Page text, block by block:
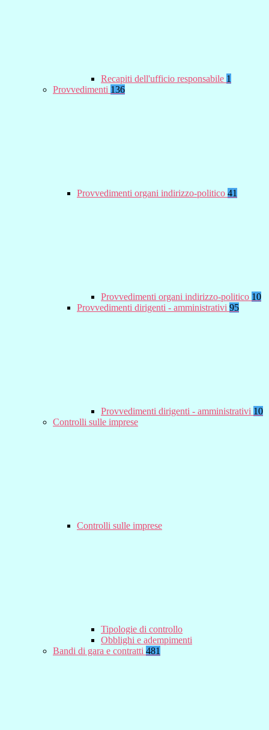
Recapiti dell'ufficio responsabile 1
Provvedimenti 136
Provvedimenti organi indirizzo-politico 41
Provvedimenti organi indirizzo-politico 10
Provvedimenti dirigenti - amministrativi 95
Provvedimenti dirigenti - amministrativi 10
Controlli sulle imprese
Controlli sulle imprese
Tipologie di controllo
Obblighi e adempimenti
Bandi di gara e contratti 481